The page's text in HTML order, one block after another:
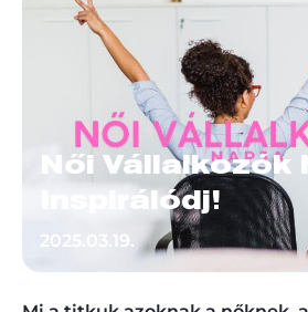
Női Vállalkozók
Inspirálódj!
2025.03.19.